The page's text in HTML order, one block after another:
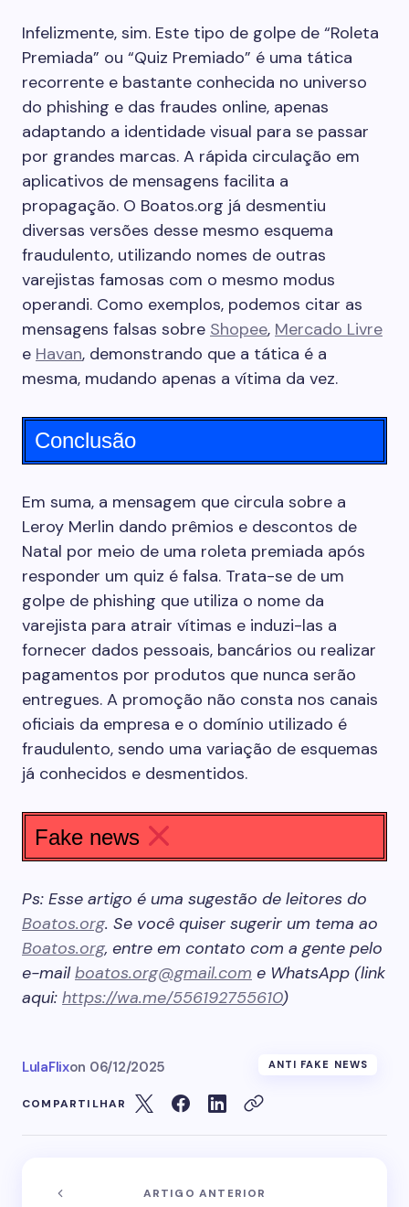
Infelizmente, sim. Este tipo de golpe de “Roleta
Premiada” ou “Quiz Premiado” é uma tática
recorrente e bastante conhecida no universo
do phishing e das fraudes online, apenas
adaptando a identidade visual para se passar
por grandes marcas. A rápida circulação em
aplicativos de mensagens facilita a
propagação. O Boatos.org já desmentiu
diversas versões desse mesmo esquema
fraudulento, utilizando nomes de outras
varejistas famosas com o mesmo modus
operandi. Como exemplos, podemos citar as
mensagens falsas sobre Shopee, Mercado Livre
e Havan, demonstrando que a tática é a
mesma, mudando apenas a vítima da vez.
Conclusão
Em suma, a mensagem que circula sobre a
Leroy Merlin dando prêmios e descontos de
Natal por meio de uma roleta premiada após
responder um quiz é falsa. Trata-se de um
golpe de phishing que utiliza o nome da
varejista para atrair vítimas e induzi-las a
fornecer dados pessoais, bancários ou realizar
pagamentos por produtos que nunca serão
entregues. A promoção não consta nos canais
oficiais da empresa e o domínio utilizado é
fraudulento, sendo uma variação de esquemas
já conhecidos e desmentidos.
Fake news
Ps: Esse artigo é uma sugestão de leitores do
Boatos.org. Se você quiser sugerir um tema ao
Boatos.org, entre em contato com a gente pelo
e-mailboatos.org@gmail.com e WhatsApp (link
aqui: https://wa.me/556192755610)
LulaFlixon 06/12/2025 ANTI FAKE NEWS
COMPARTILHAR
ARTIGO ANTERIOR